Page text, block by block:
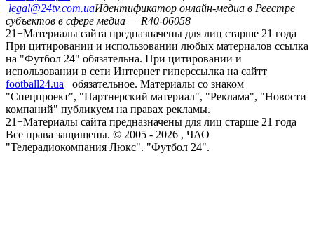
legal@24tv.com.uaИдентификатор онлайн-медиа в Реестре
субъектов в сфере медиа — R40-06058
21+Материалы сайта предназначены для лиц старше 21 года
При цитировании и использовании любых материалов ссылка
на "Футбол 24" обязательна. При цитировании и
использовании в сети Интернет гиперссылка на сайтт
football24.ua
обязательное. Материалы со знаком
"Спецпроект", "Партнерский материал", "Реклама", "Новости
компаний" публикуем на правах рекламы.
21+Материалы сайта предназначены для лиц старше 21 года
Все права защищены. © 2005 - 2026 , ЧАО
"Телерадиокомпания Люкс". "Футбол 24".